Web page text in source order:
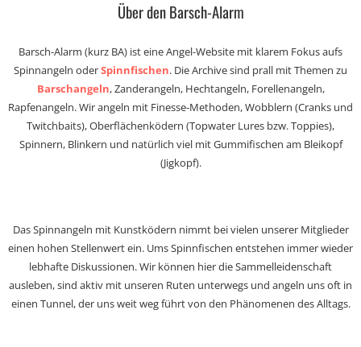
Über den Barsch-Alarm
Barsch-Alarm (kurz BA) ist eine Angel-Website mit klarem Fokus aufs
Spinnangeln oderSpinnfischen. Die Archive sind prall mit Themen zu
Barschangeln, Zanderangeln, Hechtangeln, Forellenangeln,
Rapfenangeln. Wir angeln mit Finesse-Methoden, Wobblern (Cranks und
Twitchbaits), Oberflächenködern (Topwater Lures bzw. Toppies),
Spinnern, Blinkern und natürlich viel mit Gummifischen am Bleikopf
(Jigkopf).
Das Spinnangeln mit Kunstködern nimmt bei vielen unserer Mitglieder
einen hohen Stellenwert ein. Ums Spinnfischen entstehen immer wieder
lebhafte Diskussionen. Wir können hier die Sammelleidenschaft
ausleben, sind aktiv mit unseren Ruten unterwegs und angeln uns oft in
einen Tunnel, der uns weit weg führt von den Phänomenen des Alltags.